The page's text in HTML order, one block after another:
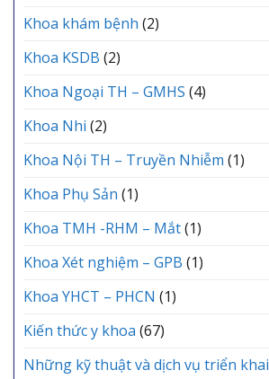
Khoa khám bệnh (2)
Khoa KSDB (2)
Khoa Ngoại TH – GMHS (4)
Khoa Nhi (2)
Khoa Nội TH – Truyền Nhiễm (1)
Khoa Phụ Sản (1)
Khoa TMH -RHM – Mắt(1)
Khoa Xét nghiệm – GPB (1)
Khoa YHCT – PHCN (1)
Kiến thức y khoa (67)
Những kỹ thuật và dịch vụ triển khai